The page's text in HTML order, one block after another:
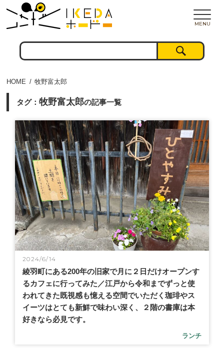
MENU
HOME 牧野富太郎
タグ： 牧野富太郎の記事一覧
2024/6/14
綾羽町にある200年の旧家で月に２日だけオープンす
るカフェに行ってみた／江戸から令和までずっと使
われてきた既視感も憶える空間でいただく珈琲やス
イーツはとても新鮮で味わい深く、２階の書庫は本
好きなら必見です。
ランチ